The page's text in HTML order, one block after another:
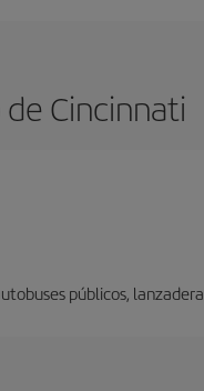
Cincinnati
públicos,